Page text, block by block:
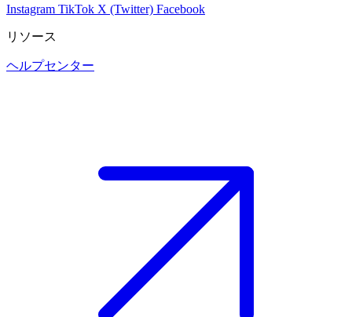
Instagram TikTok X (Twitter) Facebook
リソース
ヘルプセンター